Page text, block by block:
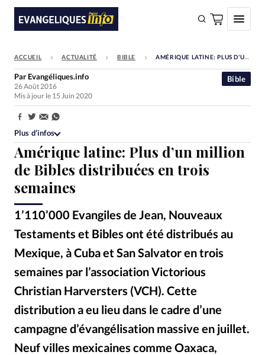
FAIRE UN DON
Faire un don
Société
Monde
Bible
Toute l'actualité
Devise:
CHF
RUBRIQUES
Toute l'actualité
Eglises
Histoire Laicité
Liberté religieuse
Mission
Monde People Politique
Religions
Société
ACCUEIL ACTUALITÉ BIBLE AMÉRIQUE LATINE: PLUS D’UN MILLION DE BIBLES DISTRIBUÉES EN TROIS SEMAINES
Amérique latine: Plus d’un million
de Bibles distribuées en trois
semaines
1’110’000 Evangiles de Jean, Nouveaux
Testaments et Bibles ont été distribués au
Mexique, à Cuba et San Salvator en trois
semaines par l’association Victorious
Christian Harversters (VCH). Cette
distribution a eu lieu dans le cadre d’une
campagne d’évangélisation massive en juillet.
Neuf villes mexicaines comme Oaxaca,
Bible
Par Evangéliques.info
26 Août 2016
Mis à jour le 15 Juin 2020
Partager:
Plus d’infos